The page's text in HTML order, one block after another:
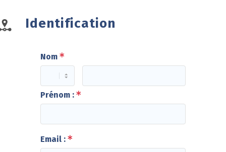
Identification
Nom
Prénom :
Email :